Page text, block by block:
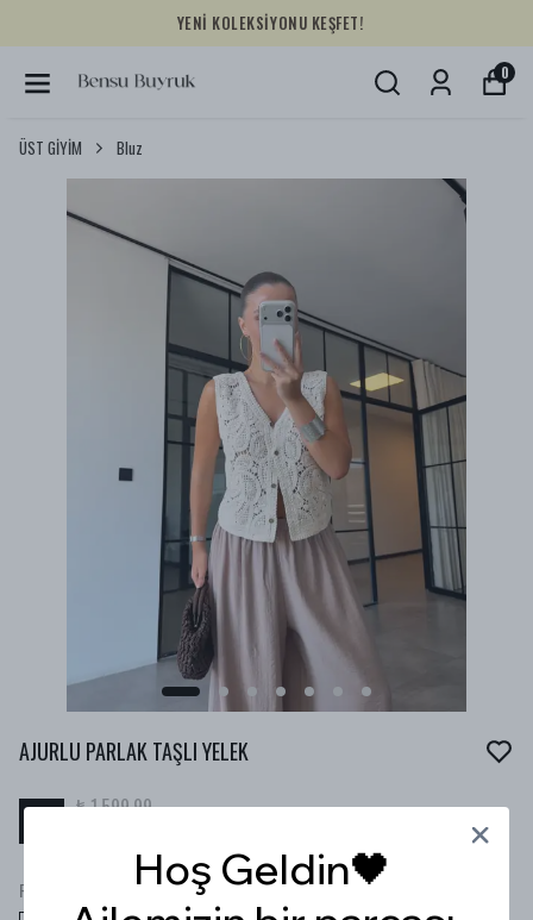
YENİ KOLEKSİYONU KEŞFET!
0
ÜST GİYİM Bluz
AJURLU PARLAK TAŞLI YELEK
₺ 1,599.99
Renk
Hoş Geldin🖤